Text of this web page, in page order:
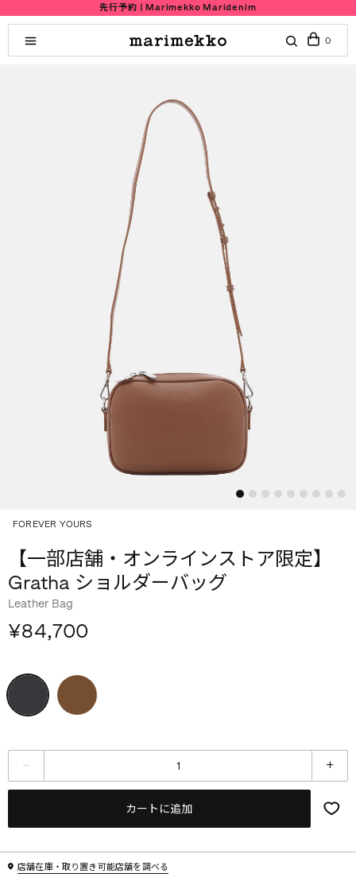
先行予約 | Marimekko Maridenim
0
FOREVER YOURS
【一部店舗・オンラインストア限定】
Gratha ショルダーバッグ
Leather Bag
¥84,700
カートに追加
店舗在庫・取り置き可能店舗を調べる